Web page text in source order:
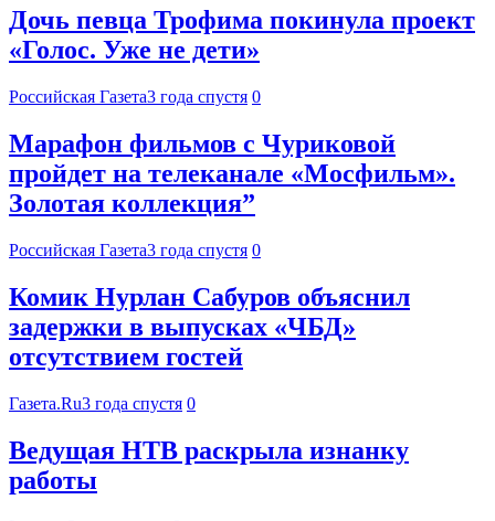
Дочь певца Трофима покинула проект
«Голос. Уже не дети»
Российская Газета3 года спустя 0
Марафон фильмов с Чуриковой
пройдет на телеканале «Мосфильм».
Золотая коллекция”
Российская Газета3 года спустя 0
Комик Нурлан Сабуров объяснил
задержки в выпусках «ЧБД»
отсутствием гостей
Газета.Ru3 года спустя 0
Ведущая НТВ раскрыла изнанку
работы